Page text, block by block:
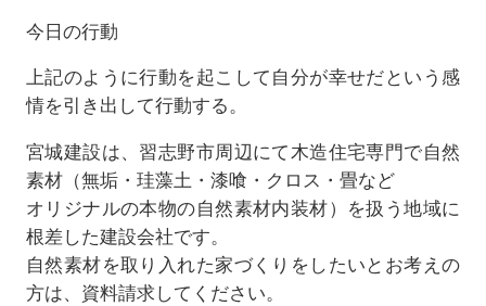
今日の行動
上記のように行動を起こして自分が幸せだという感
情を引き出して行動する。
宮城建設は、習志野市周辺にて木造住宅専門で自然
素材（無垢・珪藻土・漆喰・クロス・畳など
オリジナルの本物の自然素材内装材）を扱う地域に
根差した建設会社です。
自然素材を取り入れた家づくりをしたいとお考えの
方は、資料請求してください。